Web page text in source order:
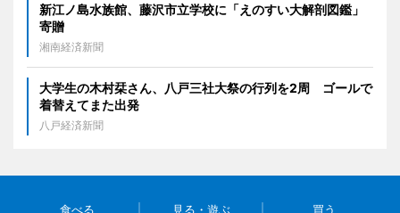
新江ノ島水族館、藤沢市立学校に「えのすい大解剖図鑑」
寄贈
湘南経済新聞
大学生の木村栞さん、八戸三社大祭の行列を2周 ゴールで
着替えてまた出発
八戸経済新聞
食べる 見る・遊ぶ 買う